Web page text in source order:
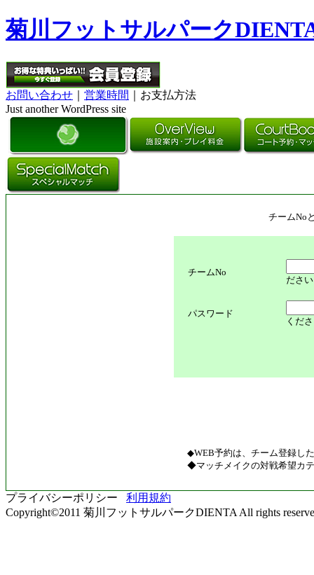
菊川フットサルパーク
お問い合わせ 営業時間
｜お支払方法
Just another WordPress site
チームNo
チームNo
ださい
パスワード
くだ
◆WEB予約は、チーム登録し
◆マッチメイクの対戦希望カ
プライバシーポリシー 利用規約
Copyright©2011 菊川フットサルパークDIENTA All rights